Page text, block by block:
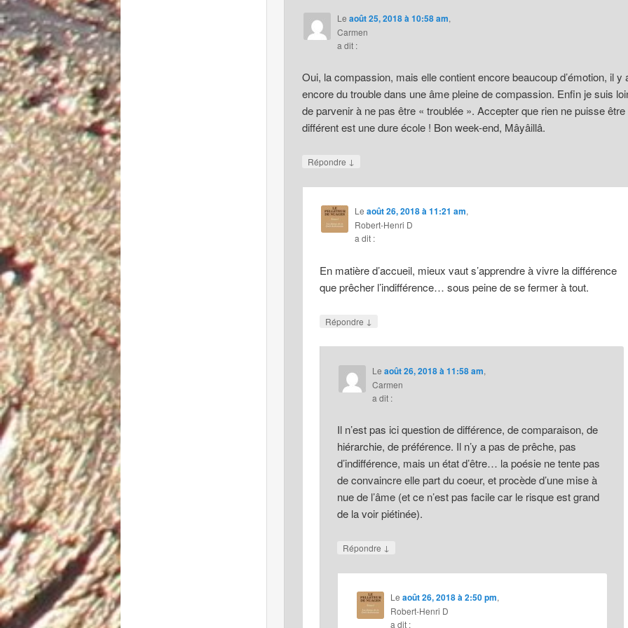
Le août 25, 2018 à 10:58 am,
Carmen
a dit :
Oui, la compassion, mais elle contient encore beaucoup d’émotion, il y
encore du trouble dans une âme pleine de compassion. Enfin je suis
de parvenir à ne pas être « troublée ». Accepter que rien ne puisse être
différent est une dure école ! Bon week-end, Mâyâillâ.
Répondre ↓
Le août 26, 2018 à 11:21 am,
Robert-Henri D
a dit :
En matière d’accueil, mieux vaut s’apprendre à vivre la différence
que prêcher l’indifférence… sous peine de se fermer à tout.
Répondre ↓
Leaoût 26, 2018 à 11:58 am,
Carmen
a dit :
Il n’est pas ici question de différence, de comparaison, de
hiérarchie, de préférence. Il n’y a pas de prêche, pas
d’indifférence, mais un état d’être… la poésie ne tente pas
de convaincre elle part du coeur, et procède d’une mise à
nue de l’âme (et ce n’est pas facile car le risque est grand
de la voir piétinée).
Répondre ↓
Le août 26, 2018 à 2:50 pm,
Robert-Henri D
a dit :